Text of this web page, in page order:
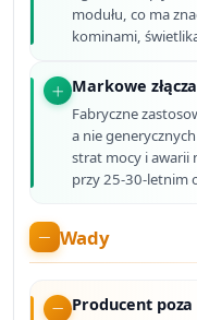
modułu, co ma
kominami,
Markowe
Fabryczne
a nie
strat mocy i awarii
przy 25-30-letnim
Wady
Producent